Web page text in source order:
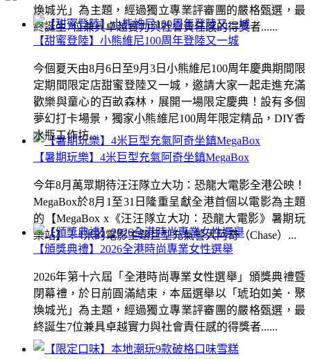
煥城光」為主題，經過獨立專業評審團的嚴格甄選，最
終誕生7位兼具卓越實力與社會責任感的得獎者......
【暑期玩樂】4米巨型充氣阿奇坐鎮MegaBox
今年8月萬眾期待汪汪隊立大功：恐龍大電影全港公映！
MegaBox於8月1至31日隆重呈獻全港首個以電影為主題
的【MegaBox x《汪汪隊立大功：恐龍大電影》暑期玩
樂站】！4米的電影主題巨型充氣警犬阿奇（Chase）...
【甜蜜登陸】小熊維尼100周年登陸又一城
今個夏天由8月6日至9月3日小熊維尼100周年慶典期間限
定期間限定店甜蜜登陸又一城，邀請大家一起走進充滿
歡樂與童心的百畝森林，展開一場限定慶典！設有多個
夢幻打卡場景，獨家小熊維尼100周年限定精品，DIY香
水瓶工作坊...
【頒獎典禮】2026全港時尚專業女性選舉
2026年第十六屆「全港時尚專業女性選舉」頒獎典禮暨
閉幕禮，於日前圓滿結束，本屆選舉以「琥珀如美．聚
煥城光」為主題，經過獨立專業評審團的嚴格甄選，最
終誕生7位兼具卓越實力與社會責任感的得獎者......